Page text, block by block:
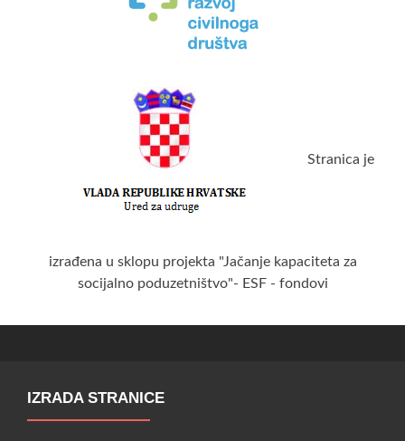
Stranica je
izrađena u sklopu projekta "Jačanje kapaciteta za
socijalno poduzetništvo"- ESF - fondovi
IZRADA STRANICE